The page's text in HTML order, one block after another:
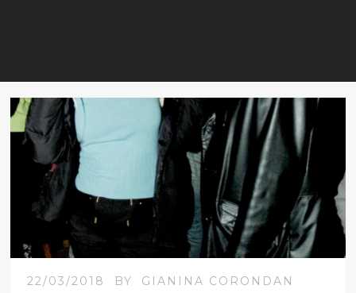
22/03/2018 BY GIANINA CORONDAN